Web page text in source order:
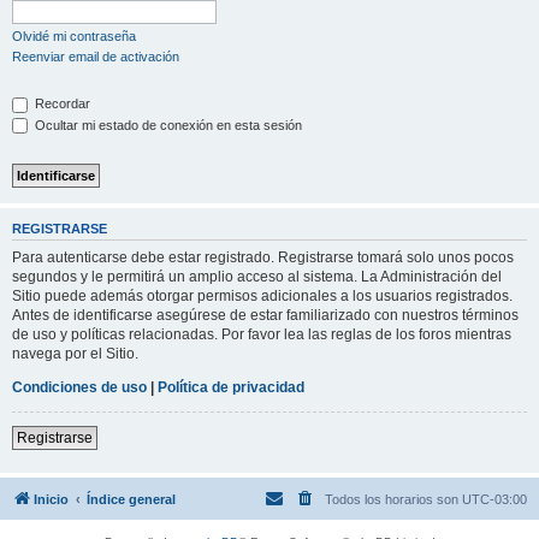
Olvidé mi contraseña
Reenviar email de activación
Recordar
Ocultar mi estado de conexión en esta sesión
REGISTRARSE
Para autenticarse debe estar registrado. Registrarse tomará solo unos pocos
segundos y le permitirá un amplio acceso al sistema. La Administración del
Sitio puede además otorgar permisos adicionales a los usuarios registrados.
Antes de identificarse asegúrese de estar familiarizado con nuestros términos
de uso y políticas relacionadas. Por favor lea las reglas de los foros mientras
navega por el Sitio.
Condiciones de uso | Política de privacidad
Registrarse
Inicio Índice general Todos los horarios son UTC-03:00